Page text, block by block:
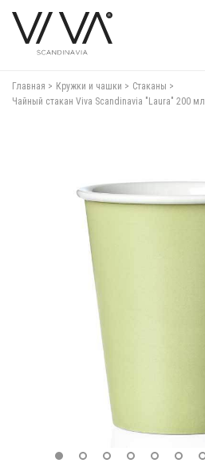
Главная Кружки и чашки
Стаканы
Чайный стакан Viva Scandinavia "Laura" 200 мл